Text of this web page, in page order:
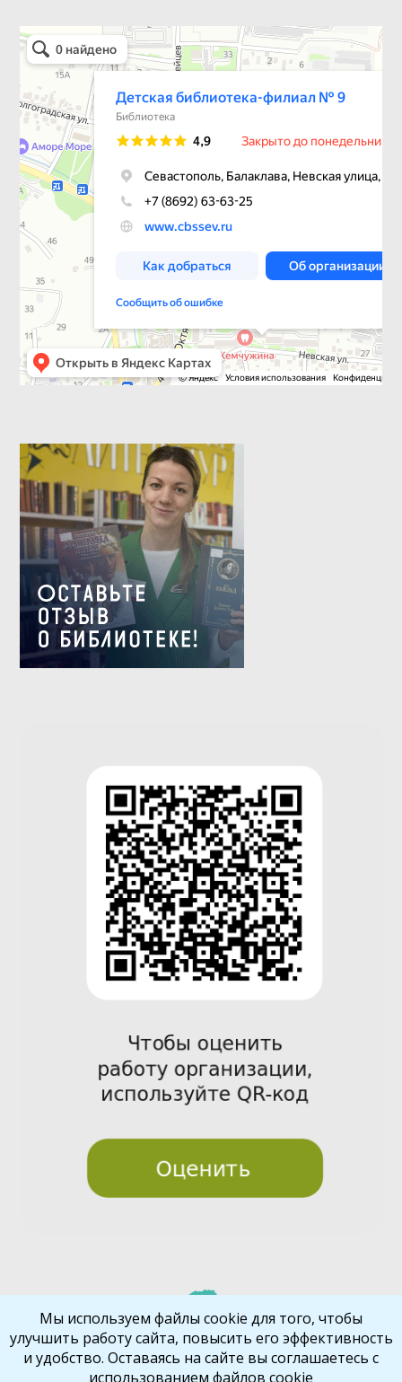
Детская библиотека-филиал № 9
Библиотека в Севастополе
vio
t
Мы используем файлы cookie для того, чтобы
улучшить работу сайта, повысить его эффективность
и удобство. Оставаясь на сайте вы соглашаетесь с
использованием файлов cookie